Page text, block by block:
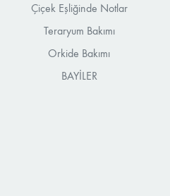
Çiçek Eşliğinde Notlar
Teraryum Bakımı
Orkide Bakımı
BAYİLER